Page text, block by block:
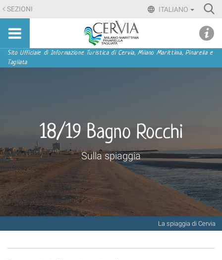
Salta
ai
contenuti.
Salta
alla
ITALIANO
SEZIONI
Sito
turistico
ufficiale
Tagliata
Sezioni
Sito Ufficiale di Informazione Turistica di Cervia, Milano Marittima, Pinarella e
Tagliata
La spiaggia di Cervia
18/19 Bagno Rocchi
Sulla spiaggia
menu